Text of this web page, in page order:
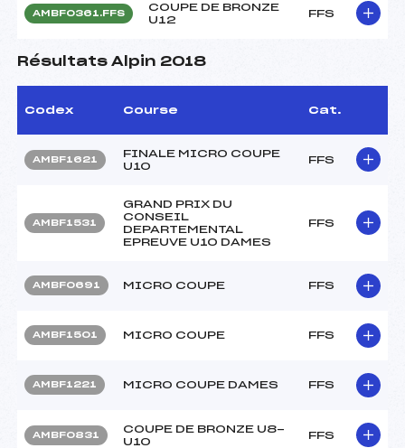
AMBF0361.FFS
COUPE DE BRONZE
U12
FFS
Résultats Alpin 2018
Codex Course Cat.
AMBF1621
FINALE MICRO COUPE
U10
FFS
AMBF1531
GRAND PRIX DU
CONSEIL
DEPARTEMENTAL
EPREUVE U10 DAMES
FFS
AMBF0691 MICRO COUPE FFS
AMBF1501 MICRO COUPE FFS
AMBF1221 MICRO COUPE DAMES FFS
AMBF0831
COUPE DE BRONZE U8-
U10
FFS